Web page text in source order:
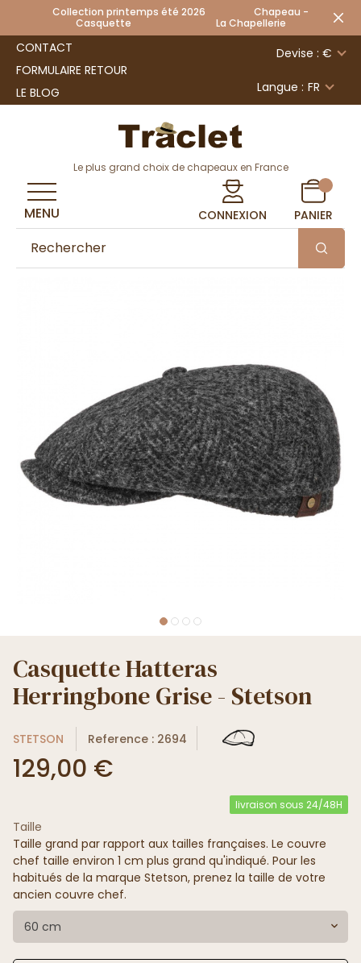
Collection printemps été 2026 Chapeau -
Casquette La Chapellerie
CONTACT
FORMULAIRE RETOUR
LE BLOG
Devise : €
Langue : FR
Le plus grand choix de chapeaux en France
CONNEXION PANIER
MENU
Casquette Hatteras
Herringbone Grise - Stetson
STETSON Reference : 2694
129,00 €
livraison sous 24/48H
Taille
Taille grand par rapport aux tailles françaises. Le couvre
chef taille environ 1 cm plus grand qu'indiqué. Pour les
habitués de la marque Stetson, prenez la taille de votre
ancien couvre chef.
60 cm